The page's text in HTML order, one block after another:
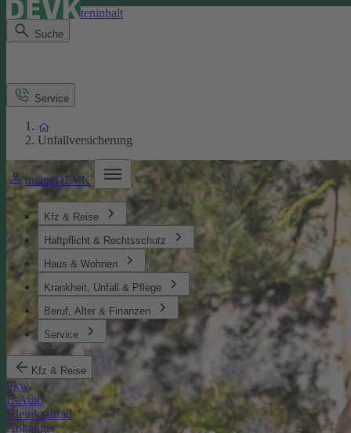
Direkt zum Seiteninhalt
Suche
meineDEVK
Kfz & Reise
Haftpflicht & Rechtsschutz
Haus & Wohnen
Krankheit, Unfall & Pflege
Beruf, Alter & Finanzen
Service
Kfz & Reise
Pkw
E-Auto
Kleinkraftrad
Anhänger
Service
Unfallversicherung